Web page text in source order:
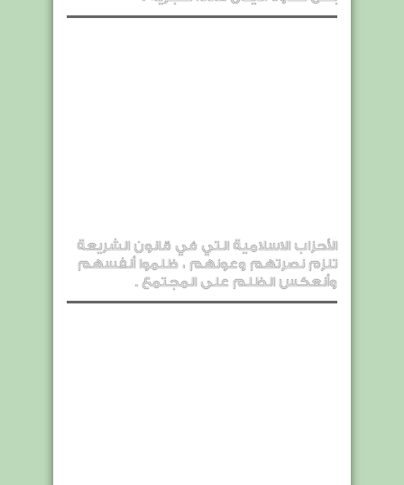
الأحزاب الاسلامية التي في قانون الشريعة
تلزم نصرتهم وعونهم ، ظلموا أنفسهم
وأنعكس الظلم على المجتمع .